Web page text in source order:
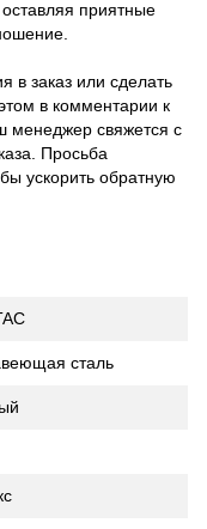
оставляя приятные
в заказ или сделать
в комментарии к
менеджер свяжется с
Просьба
ускорить обратную
сталь